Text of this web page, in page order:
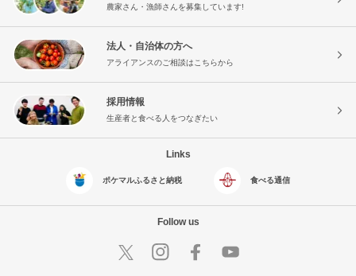
農家さん・漁師さんを募集しています!
法人・自治体の方へ
アライアンスのご相談はこちらから
採用情報
生産者と食べる人をつなぎたい
Links
ポケマルふるさと納税 食べる通信
Follow us